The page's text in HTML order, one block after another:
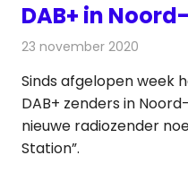
DAB+ in
23 november 2020
Sinds afgelopen week
DAB+ zenders in
nieuwe radiozender
Station”.